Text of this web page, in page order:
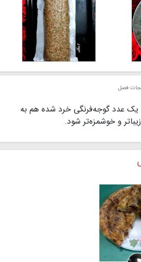
فصل
یک عدد گوجه‌فرنگی خرد شده هم به
و خوشمزه‌تر شود.